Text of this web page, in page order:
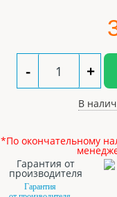
- +
В
*По окончательному
Гарантия